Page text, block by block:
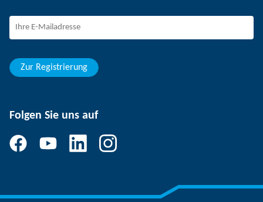
Berufseinsteiger
Schüler
Zur Registrierung
Folgen Sie uns auf